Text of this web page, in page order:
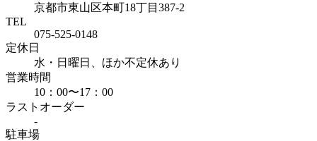
京都市東山区本町18丁目387-2
TEL
075-525-0148
定休日
水・日曜日、ほか不定休あり
営業時間
10：00〜17：00
ラストオーダー
-
駐車場